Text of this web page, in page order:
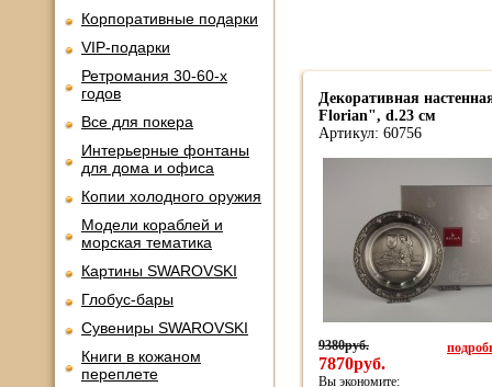
Корпоративные подарки
VIP-подарки
Ретромания 30-60-х
годов
Все для покера
Интерьерные фонтаны
для дома и офиса
Копии холодного оружия
Модели кораблей и
морская тематика
Картины SWAROVSKI
Глобус-бары
Сувениры SWAROVSKI
Книги в кожаном
переплете
Декоративная
Florian", d.23 см
Артикул: 60756
9380руб.
7870руб.
Вы экономите: